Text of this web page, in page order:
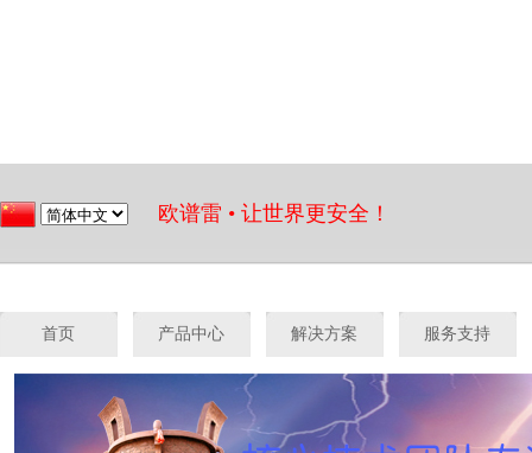
欧谱雷 • 让世界更安全！
首页 产品中心 解决方案 服务支持